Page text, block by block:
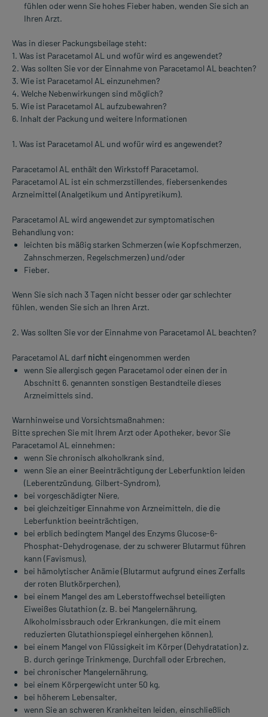
fühlen oder wenn Sie hohes Fieber haben, wenden Sie sich an
Ihren Arzt.
Was in dieser Packungsbeilage steht:
1. Was ist Paracetamol AL und wofür wird es angewendet?
2. Was sollten Sie vor der Einnahme von Paracetamol AL beachten?
3. Wie ist Paracetamol AL einzunehmen?
4. Welche Nebenwirkungen sind möglich?
5. Wie ist Paracetamol AL aufzubewahren?
6. Inhalt der Packung und weitere Informationen
1. Was ist Paracetamol AL und wofür wird es angewendet?
Paracetamol AL enthält den Wirkstoff Paracetamol.
Paracetamol AL ist ein schmerzstillendes, fiebersenkendes
Arzneimittel (Analgetikum und Antipyretikum).
Paracetamol AL wird angewendet zur symptomatischen
Behandlung von:
leichten bis mäßig starken Schmerzen (wie Kopfschmerzen,
Zahnschmerzen, Regelschmerzen) und/oder
Fieber.
Wenn Sie sich nach 3 Tagen nicht besser oder gar schlechter
fühlen, wenden Sie sich an Ihren Arzt.
2. Was sollten Sie vor der Einnahme von Paracetamol AL beachten?
Paracetamol AL darf nicht eingenommen werden
wenn Sie allergisch gegen Paracetamol oder einen der in
Abschnitt 6. genannten sonstigen Bestandteile dieses
Arzneimittels sind.
Warnhinweise und Vorsichtsmaßnahmen:
Bitte sprechen Sie mit Ihrem Arzt oder Apotheker, bevor Sie
Paracetamol AL einnehmen:
wenn Sie chronisch alkoholkrank sind,
wenn Sie an einer Beeinträchtigung der Leberfunktion leiden
(Leberentzündung, Gilbert-Syndrom),
bei vorgeschädigter Niere,
bei gleichzeitiger Einnahme von Arzneimitteln, die die
Leberfunktion beeinträchtigen,
bei erblich bedingtem Mangel des Enzyms Glucose-6-
Phosphat-Dehydrogenase, der zu schwerer Blutarmut führen
kann (Favismus),
bei hämolytischer Anämie (Blutarmut aufgrund eines Zerfalls
der roten Blutkörperchen),
bei einem Mangel des am Leberstoffwechsel beteiligten
Eiweißes Glutathion (z. B. bei Mangelernährung,
Alkoholmissbrauch oder Erkrankungen, die mit einem
reduzierten Glutathionspiegel einhergehen können),
bei einem Mangel von Flüssigkeit im Körper (Dehydratation) z.
B. durch geringe Trinkmenge, Durchfall oder Erbrechen,
bei chronischer Mangelernährung,
bei einem Körpergewicht unter 50 kg,
bei höherem Lebensalter,
wenn Sie an schweren Krankheiten leiden, einschließlich